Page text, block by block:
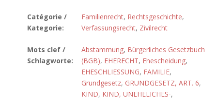
Catégorie /
Kategorie:
Familienrecht, Rechtsgeschichte,
Verfassungsrecht, Zivilrecht
Mots clef /
Schlagworte:
Abstammung, Bürgerliches Gesetzbuch
(BGB), EHERECHT, Ehescheidung,
EHESCHLIESSUNG, FAMILIE,
Grundgesetz, GRUNDGESETZ, ART. 6,
KIND, KIND, UNEHELICHES-,